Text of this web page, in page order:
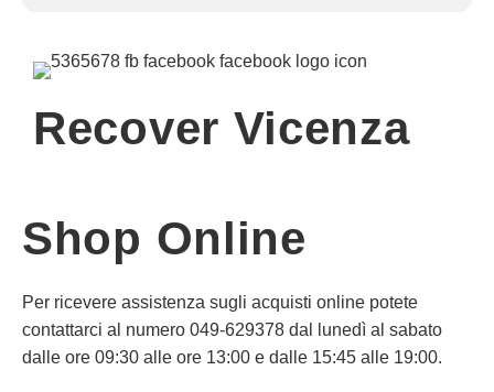
Recover Vicenza
Shop Online
Per ricevere assistenza sugli acquisti online potete
contattarci al numero 049-629378 dal lunedì al sabato
dalle ore 09:30 alle ore 13:00 e dalle 15:45 alle 19:00.